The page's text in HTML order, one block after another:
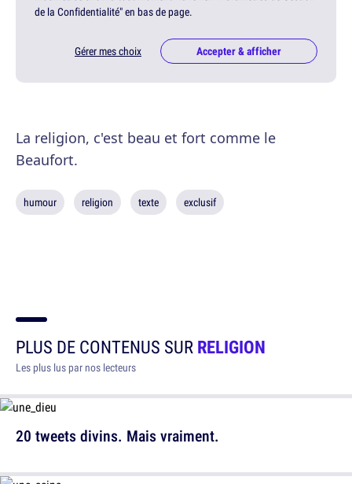
de la Confidentialité" en bas de page.
Gérer mes choix Accepter & afficher
La religion, c'est beau et fort comme le
Beaufort.
humour religion texte exclusif
PLUS DE CONTENUS SURRELIGION
Les plus lus par nos lecteurs
20 tweets divins. Mais vraiment.